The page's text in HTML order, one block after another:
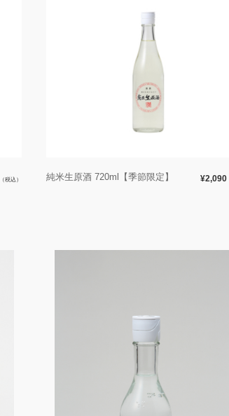
（税込） 純米生原酒 720ml【季節限定】 ¥2,090